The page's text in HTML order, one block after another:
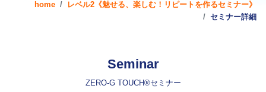
home
レベル2《魅せる、楽しむ！リピートを作るセミナー》
セミナー詳細
Seminar
ZERO-G TOUCH®セミナー